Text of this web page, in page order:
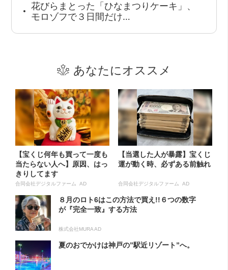
花びらまとった「ひなまつりケーキ」、
モロゾフで３日間だけ…
あなたにオススメ
【宝くじ何年も買って一度も
当たらない人へ】原因、はっ
きりしてます
合同会社デジタルファーム AD
【当選した人が暴露】宝くじ
運が動く時、必ずある前触れ
合同会社デジタルファーム AD
８月のロト6はこの方法で買え!!６つの数字
が『完全一致』する方法
株式会社MURA AD
夏のおでかけは神戸の”駅近リゾート”へ。